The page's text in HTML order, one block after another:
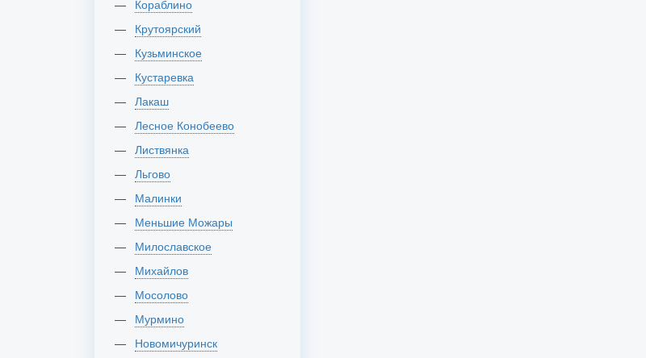
Кораблино
Крутоярский
Кузьминское
Кустаревка
Лакаш
Лесное Конобеево
Листвянка
Льгово
Малинки
Меньшие Можары
Милославское
Михайлов
Мосолово
Мурмино
Новомичуринск